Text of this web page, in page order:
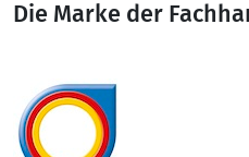
Die Marke der